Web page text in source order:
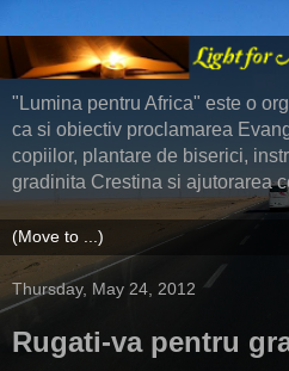
"Lumina pentru Africa" este o
ca si obiectiv proclamarea
copiilor, plantare de biserici,
gradinita Crestina si ajutorarea
Thursday, May 24, 2012
Rugati-va pentru